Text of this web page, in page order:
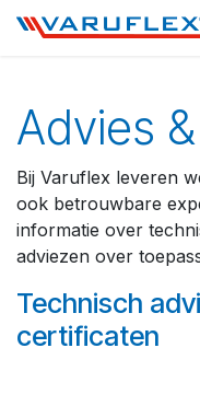
Advies
Bij Varuflex leveren
ook betrouwbare
informatie over
adviezen over
Technisch
certificaten